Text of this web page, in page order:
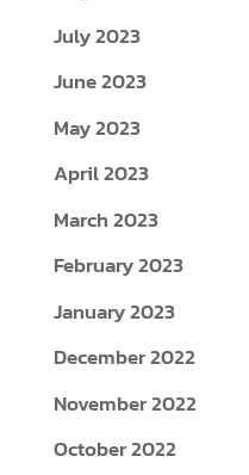
July 2023
June 2023
May 2023
April 2023
March 2023
February 2023
January 2023
December 2022
November 2022
October 2022